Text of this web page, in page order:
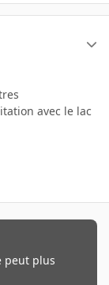
avec le lac
peut plus